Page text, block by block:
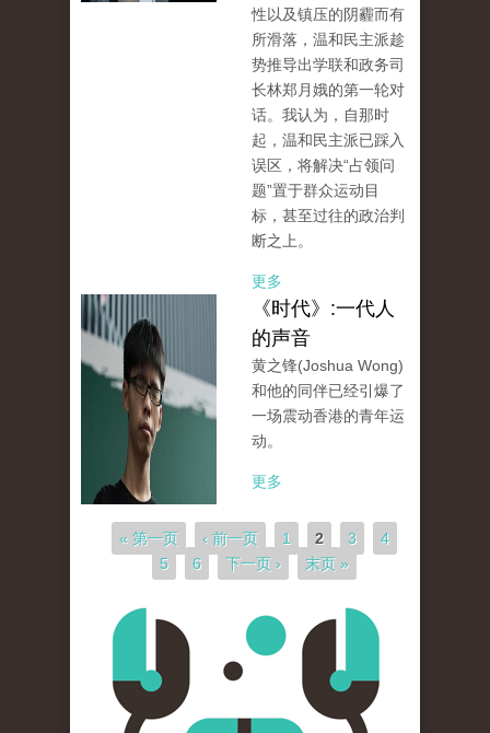
性以及镇压的阴霾而有
所滑落，温和民主派趁
势推导出学联和政务司
长林郑月娥的第一轮对
话。我认为，自那时
起，温和民主派已踩入
误区，将解决“占领问
题”置于群众运动目
标，甚至过往的政治判
断之上。
更多
《时代》:一代人
的声音
黄之锋(Joshua Wong)
和他的同伴已经引爆了
一场震动香港的青年运
动。
更多
页面« 第一页 ‹ 前一页 1 2 3
4
5
6 下一页 › 末页 »